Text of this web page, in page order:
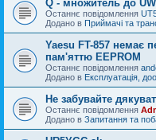
Q - множитель до
Останнє повідомлення
Додано в Приймачі та
Yaesu FT-857 немає
пам'яттю EEPROM
Останнє повідомлення
Додано в Експлуатація,
Не забувайте
Останнє повідомлення
Додано в Запитання та